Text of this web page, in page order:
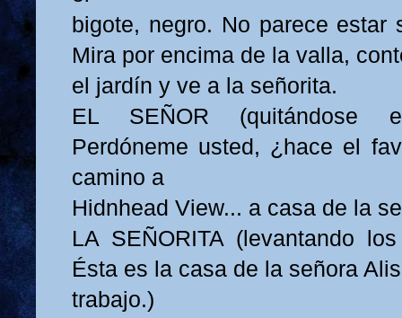
bigote, negro. No parece estar
Mira por encima de la valla,
el jardín y ve a la señorita.
EL SEÑOR (quitándose
Perdóneme usted, ¿hace el
camino a
Hidnhead View... a casa de la
LA SEÑORITA (levantando
Ésta es la casa de la señora
trabajo.)